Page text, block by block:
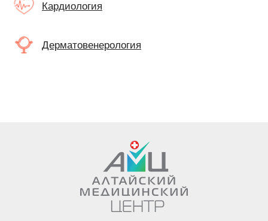
Кардиология
Дерматовенерология